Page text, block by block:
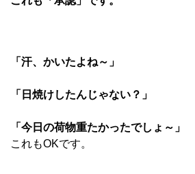
「汗、かいたよね～」
「日焼けしたんじゃない？」
「今日の荷物重たかったでしょ～」
これもOKです。